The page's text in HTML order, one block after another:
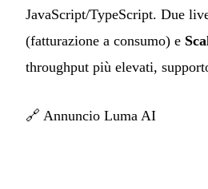
JavaScript/TypeScript. Due
(fatturazione a consumo) e
throughput più elevati,
🔗 Annuncio Luma AI